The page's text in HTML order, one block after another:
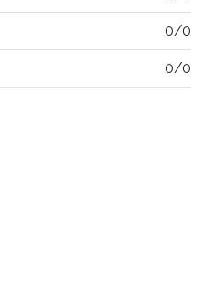
0/0
0/0